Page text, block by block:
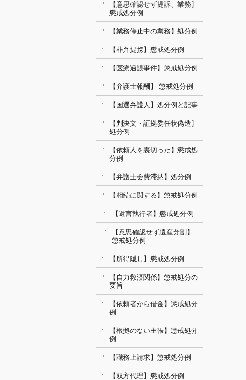
【意思確認せず提訴、業務】
懲戒処分例
【業務停止中の業務】処分例
【非弁提携】懲戒処分例
【医療過誤事件】懲戒処分例
【弁護士報酬】 懲戒処分例
【国選弁護人】処分例と記事
【判決文・証拠委任状偽造】
処分例
【依頼人を裏切った】懲戒処
分例
【弁護士会費滞納】処分例
【相続に関する】懲戒処分例
【遺言執行者】懲戒処分例
【意思確認せず遺産分割】
懲戒処分例
【所得隠し】懲戒処分例
【自力救済関係】懲戒処分の
要旨
【依頼者から借金】懲戒処分
例
【根拠のない主張】懲戒処分
例
【職務上請求】懲戒処分例
【双方代理】懲戒処分例